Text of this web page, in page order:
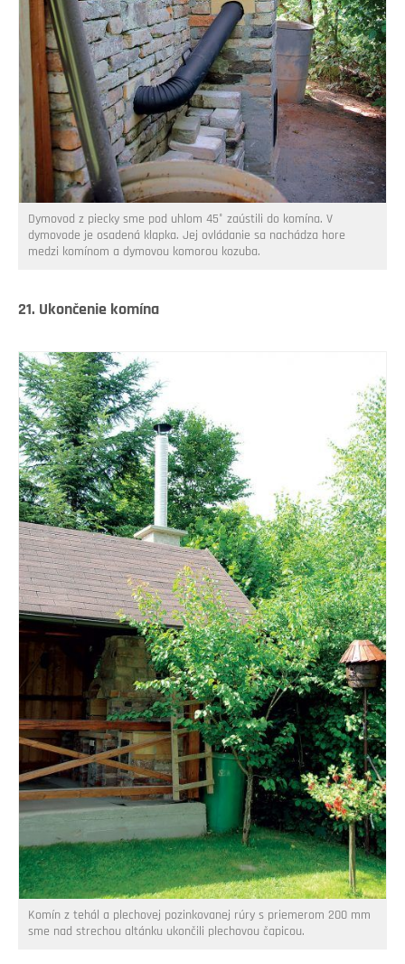
Dymovod z piecky sme pod uhlom 45° zaústili do komína. V
dymovode je osadená klapka. Jej ovládanie sa nachádza hore
medzi komínom a dymovou komorou kozuba.
21. Ukončenie komína
Komín z tehál a plechovej pozinkovanej rúry s priemerom 200 mm
sme nad strechou altánku ukončili plechovou čapicou.